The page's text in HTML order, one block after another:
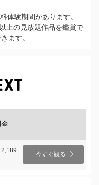
体験期間があります。
上の見放題作品を鑑賞で
ます。
金
今すぐ観る